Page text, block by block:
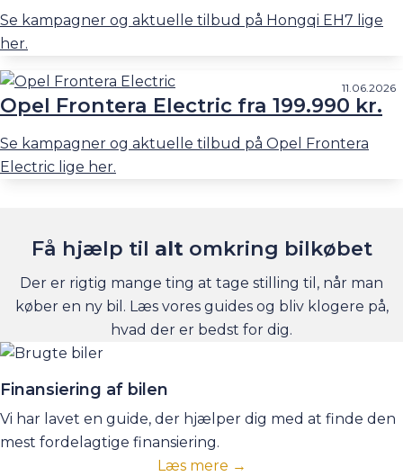
Se kampagner og aktuelle tilbud på Hongqi EH7 lige
her.
11.06.2026
Opel Frontera Electric fra 199.990 kr.
Se kampagner og aktuelle tilbud på Opel Frontera
Electric lige her.
Få hjælp til alt omkring bilkøbet
Der er rigtig mange ting at tage stilling til, når man
køber en ny bil. Læs vores guides og bliv klogere på,
hvad der er bedst for dig.
Finansiering af bilen
Vi har lavet en guide, der hjælper dig med at finde den
mest fordelagtige finansiering.
Læs mere →